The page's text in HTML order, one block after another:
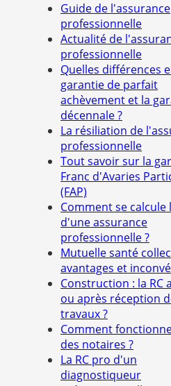
Guide de l'assurance
professionnelle
Actualité de
professionnelle
Quelles différences
garantie de parfait
achèvement et la
décennale ?
La résiliation de
professionnelle
Tout savoir sur la
Franc d'Avaries
(FAP)
Comment se calcule
d'une assurance
professionnelle ?
Mutuelle santé
avantages et
Construction : la RC
ou après réception
travaux ?
Comment
des notaires ?
La RC pro d'un
diagnostiqueur